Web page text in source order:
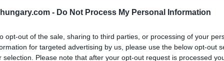
- Do Not Process My Personal Information
opt-out of the sale, sharing to third parties, or processing of your
for targeted advertising by us, please use the below opt-out
selection. Please note that after your opt-out request is processed
gegeben wurde, ging sogar so weit, die Frage zu
Orbán zurücktreten würde – und wenn ja, wen